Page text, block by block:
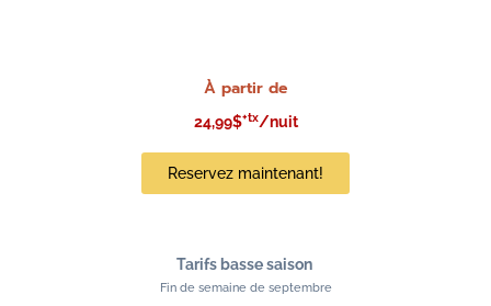
À partir de
24,99$+tx/nuit
Reservez maintenant!
Tarifs basse saison
Fin de semaine de septembre